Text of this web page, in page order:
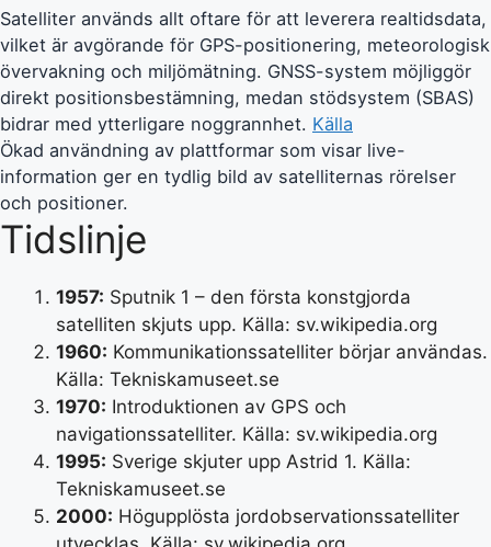
Satelliter används allt oftare för att leverera realtidsdata,
vilket är avgörande för GPS-positionering, meteorologisk
övervakning och miljömätning. GNSS-system möjliggör
direkt positionsbestämning, medan stödsystem (SBAS)
bidrar med ytterligare noggrannhet. Källa
Ökad användning av plattformar som visar live-
information ger en tydlig bild av satelliternas rörelser
och positioner.
Tidslinje
1957: Sputnik 1 – den första konstgjorda
satelliten skjuts upp. Källa: sv.wikipedia.org
1960: Kommunikationssatelliter börjar användas.
Källa: Tekniskamuseet.se
1970: Introduktionen av GPS och
navigationssatelliter. Källa: sv.wikipedia.org
1995: Sverige skjuter upp Astrid 1. Källa:
Tekniskamuseet.se
2000: Högupplösta jordobservationssatelliter